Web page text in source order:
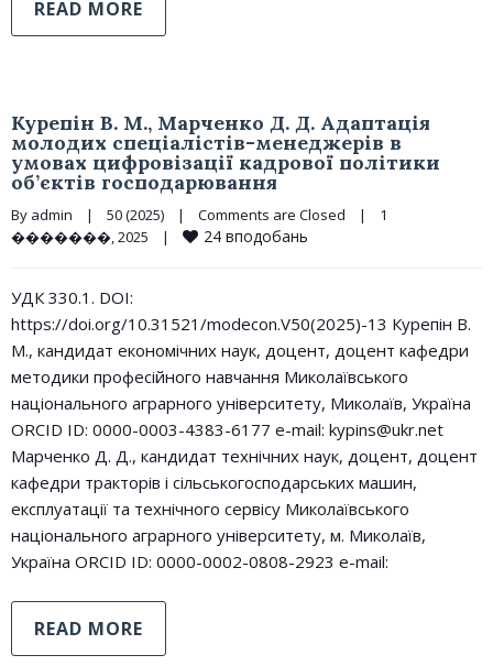
READ MORE
Курепін В. М., Марченко Д. Д. Адаптація
молодих спеціалістів-менеджерів в
умовах цифровізації кадрової політики
об’єктів господарювання
By admin | 50 (2025) | Comments are Closed |
1
�������, 2025
| 24 вподобань
УДК 330.1. DOI:
https://doi.org/10.31521/modecon.V50(2025)-13 Курепін В.
М., кандидат економічних наук, доцент, доцент кафедри
методики професійного навчання Миколаївського
національного аграрного університету, Миколаїв, Україна
ORCID ID: 0000-0003-4383-6177 e-mail: kypins@ukr.net
Марченко Д. Д., кандидат технічних наук, доцент, доцент
кафедри тракторів і сільськогосподарських машин,
експлуатації та технічного сервісу Миколаївського
національного аграрного університету, м. Миколаїв,
Україна ORCID ID: 0000-0002-0808-2923 e-mail:
READ MORE